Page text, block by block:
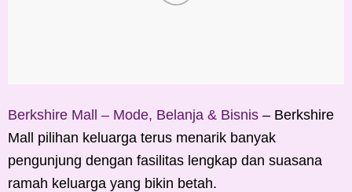
Berkshire Mall – Mode, Belanja & Bisnis – Berkshire
Mall pilihan keluarga terus menarik banyak
pengunjung dengan fasilitas lengkap dan suasana
ramah keluarga yang bikin betah.